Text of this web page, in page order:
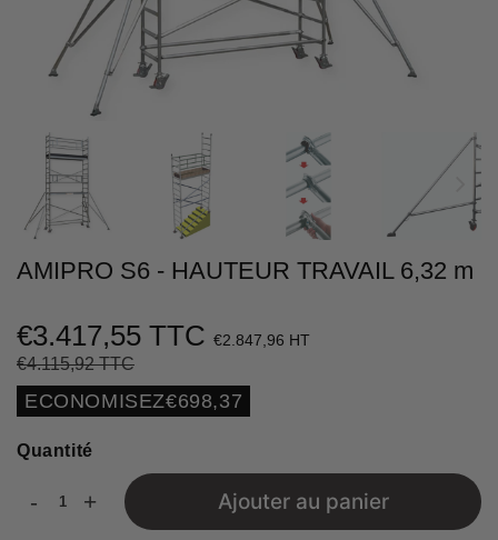
AMIPRO S6 - HAUTEUR TRAVAIL 6,32 m
€3.417,55 TTC €2.847,96 HT
€4.115,92 TTC
régulier
réduit
Unit
price
ECONOMISEZ€698,37
Quantité
- + Ajouter au panier